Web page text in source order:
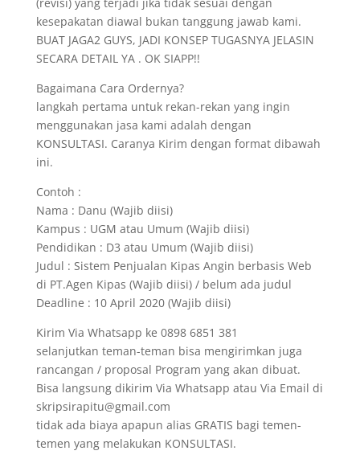
kesepakatan diawal bukan tanggung jawab kami.
BUAT JAGA2 GUYS, JADI KONSEP TUGASNYA JELASIN
SECARA DETAIL YA . OK SIAPP!!
Bagaimana Cara Ordernya?
langkah pertama untuk rekan-rekan yang ingin
menggunakan jasa kami adalah dengan
KONSULTASI. Caranya Kirim dengan format dibawah
ini.
Contoh :
Nama : Danu (Wajib diisi)
Kampus : UGM atau Umum (Wajib diisi)
Pendidikan : D3 atau Umum (Wajib diisi)
Judul : Sistem Penjualan Kipas Angin berbasis Web
di PT.Agen Kipas (Wajib diisi) / belum ada judul
Deadline : 10 April 2020 (Wajib diisi)
Kirim Via Whatsapp ke 0898 6851 381
selanjutkan teman-teman bisa mengirimkan juga
rancangan / proposal Program yang akan dibuat.
Bisa langsung dikirim Via Whatsapp atau Via Email di
skripsirapitu@gmail.com
tidak ada biaya apapun alias GRATIS bagi temen-
temen yang melakukan KONSULTASI.